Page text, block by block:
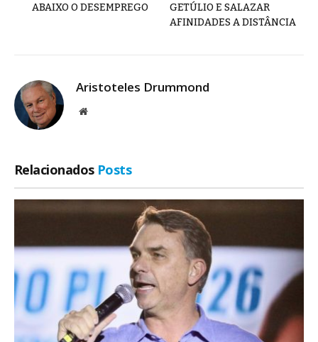
ABAIXO O DESEMPREGO
GETÚLIO E SALAZAR
AFINIDADES A DISTÂNCIA
Aristoteles Drummond
Site
Relacionados Posts